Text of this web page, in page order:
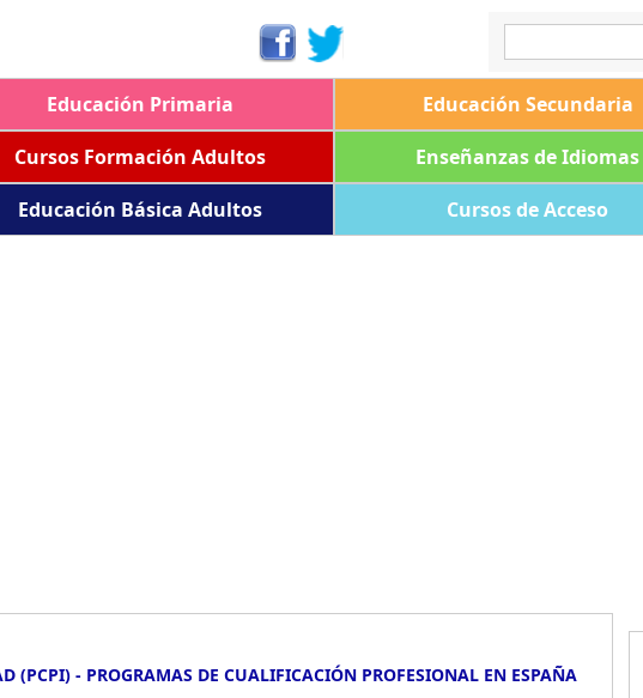
Educación Primaria Educación Secundaria
Cursos Formación Adultos Enseñanzas de Idiomas
Educación Básica Adultos Cursos de Acceso
(PCPI) - PROGRAMAS DE CUALIFICACIÓN PROFESIONAL EN ESPAÑA